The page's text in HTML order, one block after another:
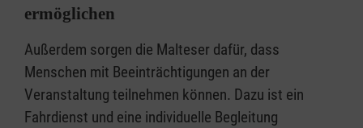
ermöglichen
Außerdem sorgen die Malteser dafür, dass
Menschen mit Beeinträchtigungen an der
Veranstaltung teilnehmen können. Dazu ist ein
Fahrdienst und eine individuelle Begleitung